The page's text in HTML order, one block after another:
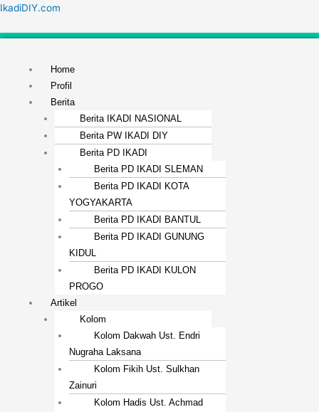
Lewati
konten
IkadiDIY.com
Menu
Home
Profil
Berita
Berita IKADI NASIONAL
Berita PW IKADI DIY
Berita PD IKADI
Berita PD IKADI SLEMAN
Berita PD IKADI KOTA
YOGYAKARTA
Berita PD IKADI BANTUL
Berita PD IKADI GUNUNG
KIDUL
Berita PD IKADI KULON
PROGO
Artikel
Kolom
Kolom Dakwah Ust. Endri
Nugraha Laksana
Kolom Fikih Ust. Sulkhan
Zainuri
Kolom Hadis Ust. Achmad